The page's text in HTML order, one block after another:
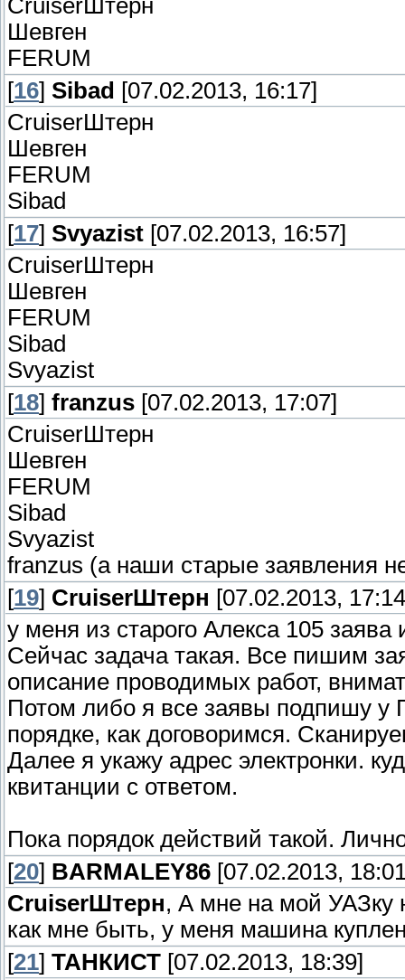
СruiserШтерн
Шевген
FERUM
[16] Sibad [07.02.2013, 16:17]
СruiserШтерн
Шевген
FERUM
Sibad
[17] Svyazist [07.02.2013, 16:57]
СruiserШтерн
Шевген
FERUM
Sibad
Svyazist
[18] franzus [07.02.2013, 17:07]
СruiserШтерн
Шевген
FERUM
Sibad
Svyazist
franzus (а наши старые заявления
[19] СruiserШтерн [07.02.2013,
у меня из старого Алекса 105
Сейчас задача такая. Все пишим
описание проводимых работ,
Потом либо я все заявы подпишу
порядке, как договоримся.
Далее я укажу адрес электронки.
квитанции с ответом.
Пока порядок действий такой.
[20] BARMALEY86 [07.02.2013,
СruiserШтерн, А мне на мой УАЗку
как мне быть, у меня машина
[21] ТАНКИСТ [07.02.2013, 18:39]